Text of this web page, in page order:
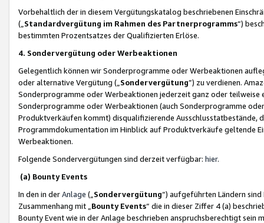
Vorbehaltlich der in diesem Vergütungskatalog beschriebenen
(„ Standardvergütung im Rahmen des Partnerprogramms“)
bestimmten Prozentsatzes der Qualifizierten Erlöse.
4. Sondervergütung oder Werbeaktionen
Gelegentlich können wir Sonderprogramme oder Werbeaktionen
oder alternative Vergütung („ Sondervergütung”) zu verdienen.
Sonderprogramme oder Werbeaktionen jederzeit ganz oder
Sonderprogramme oder Werbeaktionen (auch Sonderprogramme
Produktverkäufen kommt) disqualifizierende Ausschlusstatbestände,
Programmdokumentation im Hinblick auf Produktverkäufe geltende
Werbeaktionen.
Folgende Sondervergütungen sind derzeit verfügbar: hier.
(a) Bounty Events
In den in derAnlage („ Sondervergütung“) aufgeführten Ländern
Zusammenhang mit „ Bounty Events“ die in dieser Ziffer 4 (a)
Bounty Event wie in der Anlage beschrieben anspruchsberechtigt sein